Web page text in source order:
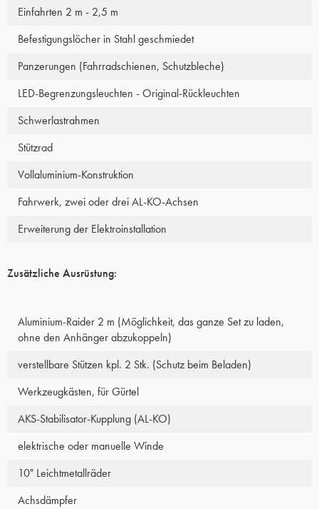
Einfahrten 2 m - 2,5 m
Befestigungslöcher in Stahl geschmiedet
Panzerungen (Fahrradschienen, Schutzbleche)
LED-Begrenzungsleuchten - Original-Rückleuchten
Schwerlastrahmen
Stützrad
Vollaluminium-Konstruktion
Fahrwerk, zwei oder drei AL-KO-Achsen
Erweiterung der Elektroinstallation
Zusätzliche Ausrüstung:
Aluminium-Raider 2 m (Möglichkeit, das ganze Set zu laden,
ohne den Anhänger abzukoppeln)
verstellbare Stützen kpl. 2 Stk. (Schutz beim Beladen)
Werkzeugkästen, für Gürtel
AKS-Stabilisator-Kupplung (AL-KO)
elektrische oder manuelle Winde
10" Leichtmetallräder
Achsdämpfer